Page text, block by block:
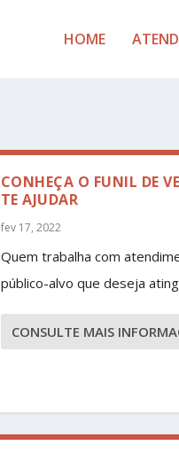
HOME
CONHEÇA O FUNIL DE
TE AJUDAR
fev 17, 2022
Quem trabalha com
público-alvo que deseja
CONSULTE MAIS